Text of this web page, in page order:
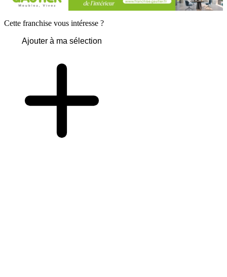
Cette franchise vous intéresse ?
Ajouter à ma sélection